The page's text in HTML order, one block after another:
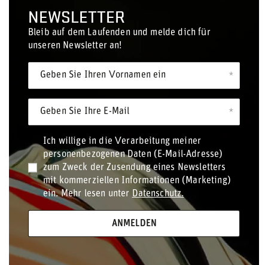
NEWSLETTER
Bleib auf dem Laufenden und melde dich für
unseren Newsletter an!
Geben Sie Ihren Vornamen ein
Geben Sie Ihre E-Mail
Ich willige in die Verarbeitung meiner
personenbezogenen Daten (E-Mail-Adresse)
zum Zweck der Zusendung eines Newsletters
mit kommerziellen Informationen (Marketing)
ein. Mehr lesen unter Datenschutz.
ANMELDEN